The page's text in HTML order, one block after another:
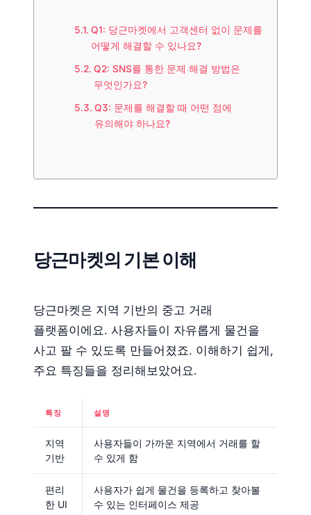
Q1: 당근마켓에서 고객센터 없이 문제를
어떻게 해결할 수 있나요?
Q2: SNS를 통한 문제 해결 방법은
무엇인가요?
Q3: 문제를 해결할 때 어떤 점에
유의해야 하나요?
당근마켓의 기본 이해
당근마켓은 지역 기반의 중고 거래
플랫폼이에요. 사용자들이 자유롭게 물건을
사고 팔 수 있도록 만들어졌죠. 이해하기 쉽게,
주요 특징들을 정리해보았어요.
특징 설명
지역
기반
사용자들이 가까운 지역에서 거래를 할
수 있게 함
편리
한 UI
사용자가 쉽게 물건을 등록하고 찾아볼
수 있는 인터페이스 제공